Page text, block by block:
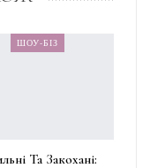
ШОУ-БІЗ
Та Закохані: